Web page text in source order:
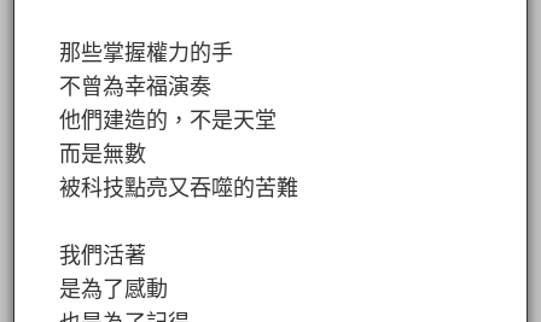
那些掌握權力的手
不曾為幸福演奏
他們建造的，不是天堂
而是無數
被科技點亮又吞噬的苦難
我們活著
是為了感動